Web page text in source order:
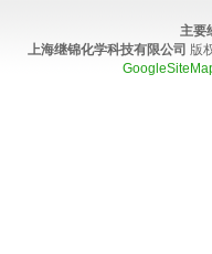
主要
上海继锦化学科技有限公司 版